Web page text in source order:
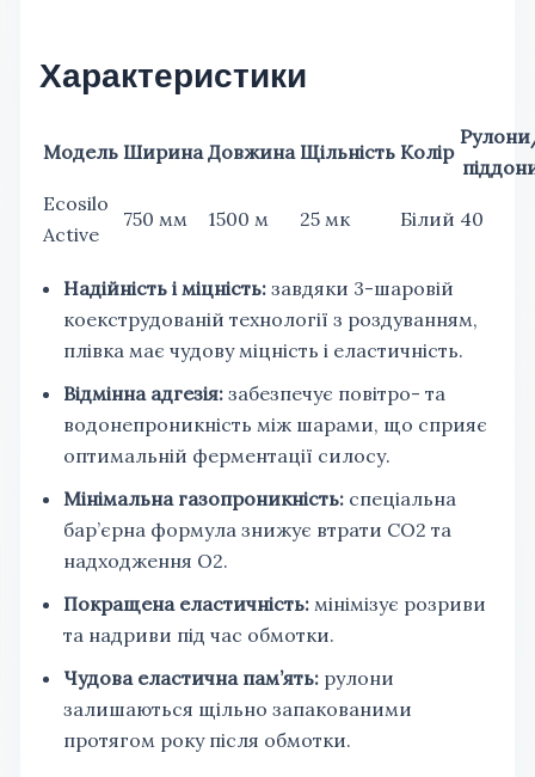
Характеристики
Модель Ширина Довжина Щільність Колір
Ecosilo
Active
750 мм 1500 м 25 мк Білий 40
Надійність і міцність:завдяки 3-шаровій
коекструдованій технології з роздуванням,
плівка має чудову міцність і еластичність.
Відмінна адгезія:забезпечує повітро- та
водонепроникність між шарами, що сприяє
оптимальній ферментації силосу.
Мінімальна газопроникність:спеціальна
бар’єрна формула знижує втрати CO2 та
надходження O2.
Покращена еластичність:мінімізує розриви
та надриви під час обмотки.
Чудова еластична пам’ять:рулони
залишаються щільно запакованими
протягом року після обмотки.